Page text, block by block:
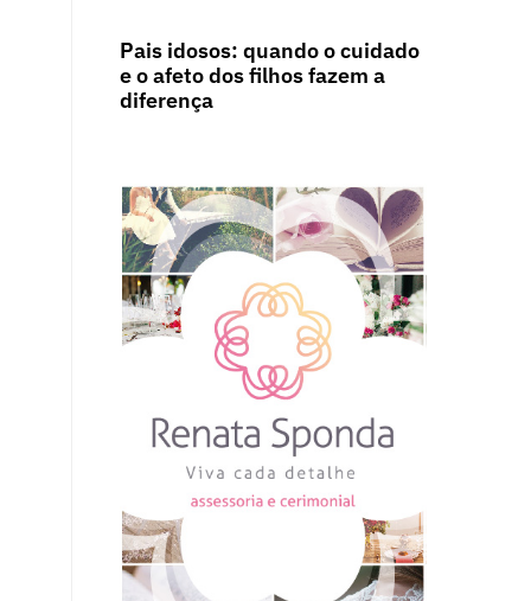
Pais idosos: quando o cuidado
e o afeto dos filhos fazem a
diferença